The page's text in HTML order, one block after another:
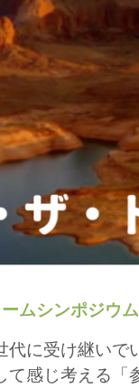
ムシンポジウ
代に受け継い
感じ考える「